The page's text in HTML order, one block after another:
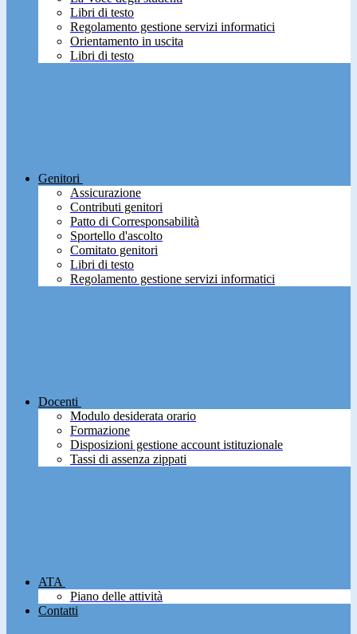
Libri di testo
Regolamento gestione servizi informatici
Orientamento in uscita
Libri di testo
Genitori
Assicurazione
Contributi genitori
Patto di Corresponsabilità
Sportello d'ascolto
Comitato genitori
Libri di testo
Regolamento gestione servizi informatici
Docenti
Modulo desiderata orario
Formazione
Disposizioni gestione account istituzionale
Tassi di assenza zippati
ATA
Piano delle attività
Contatti